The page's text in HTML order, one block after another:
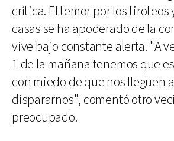
crítica. El temor por los tiroteos
casas se ha apoderado de la
vive bajo constante alerta. "A
1 de la mañana tenemos que
con miedo de que nos lleguen
dispararnos", comentó otro
preocupado.